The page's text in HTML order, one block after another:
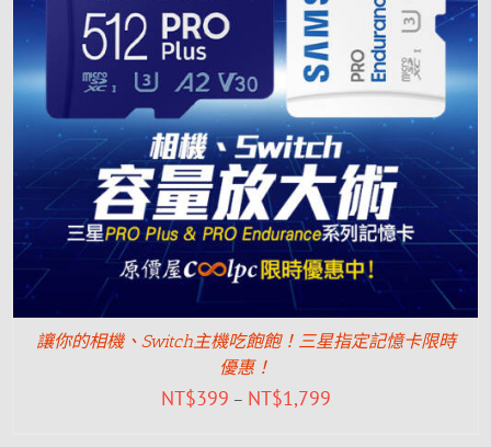
讓你的相機、Switch主機吃飽飽！三星指定記憶卡限時
優惠！
NT$399 – NT$1,799